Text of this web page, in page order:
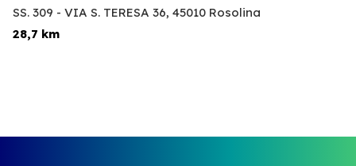
SS. 309 - VIA S. TERESA 36, 45010 Rosolina
28,7 km